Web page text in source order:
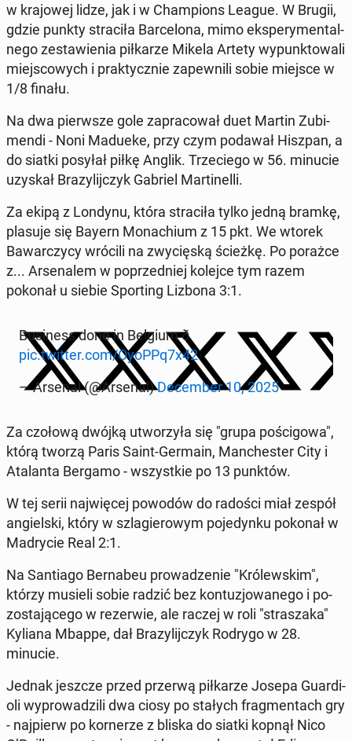
w kra­jowej lidze, jak i w Cham­pi­ons League. W Brugii,
gdzie punkty straciła Barcelona, mimo ekspery­men­tal­
nego zestaw­ienia piłkarze Mikela Artety wy­punk­towali
miejs­cowych i prak­ty­cznie za­pewnili sobie miejsce w
1/8 finału.
Na dwa pier­wsze gole za­pra­cow­ał duet Martin Zu­bi­
men­di - Noni Madueke, przy czym podawał Hiszpan, a
do siatki posyłał piłkę Anglik. Trze­ciego w 56. minucie
uzyskał Brazyli­jczyk Gabriel Mar­tinel­li.
Za ekipą z Londynu, która straciła tylko jedną bramkę,
plasuje się Bayern Monachi­um z 15 pkt. We wtorek
Bawar­czy­cy wrócili na zwycięską ścieżkę. Po porażce
z... Ar­se­nalem w poprzed­niej kolejce tym razem
pokonał u siebie Sport­ing Lizbona 3:1.
Busi­ness done in Belgium ð
pic.twitter.com/OyoPPq7x42
— Arsenal (@Arsenal)De­cem­ber 10, 2025
Za czołową dwójką ut­worzyła się "grupa poś­cigowa",
którą tworzą Paris Saint-Germain, Man­ches­ter City i
Ata­lan­ta Bergamo - wszys­tkie po 13 punktów.
W tej serii na­jwięcej powodów do radości miał zespół
ang­iel­s­ki, który w szlagierowym po­je­dynku pokonał w
Madrycie Real 2:1.
Na San­ti­a­go Bern­abeu prowadze­nie "Królewskim",
którzy musieli sobie radzić bez kon­tuzjowanego i po­
zosta­jącego w rez­er­wie, ale raczej w roli "strasza­ka"
Kyliana Mbappe, dał Brazyli­jczyk Rodrygo w 28.
minucie.
Jednak jeszcze przed przerwą piłkarze Josepa Guardi­
oli wyprowadzili dwa ciosy po stałych frag­men­tach gry
- na­jpierw po ko­rnerze z bliska do siatki kopnął Nico